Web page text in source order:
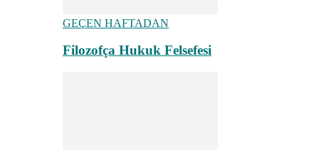
GEÇEN HAFTADAN
Filozofça Hukuk Felsefesi